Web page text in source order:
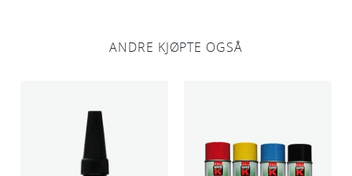
ANDRE KJØPTE OGSÅ